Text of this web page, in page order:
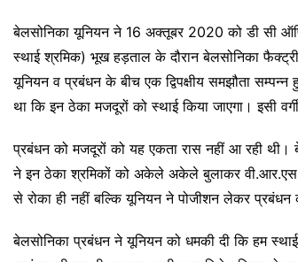
बेलसोनिका यूनियन ने 16 अक्तूबर 2020 को डी सी
स्थाई श्रमिक) भूख हड़ताल के दौरान बेलसोनिका
यूनियन व प्रबंधन के बीच एक द्विपक्षीय समझौता
था कि इन ठेका मजदूरों को स्थाई किया जाएगा। इसी
प्रबंधन को मजदूरों को यह एकता रास नहीं आ रही
ने इन ठेका श्रमिकों को अकेले अकेले बुलाकर वी.आर.एस.
से रोका ही नहीं बल्कि यूनियन ने पोजीशन लेकर प्रबंधन
बेलसोनिका प्रबंधन ने यूनियन को धमकी दी कि हम